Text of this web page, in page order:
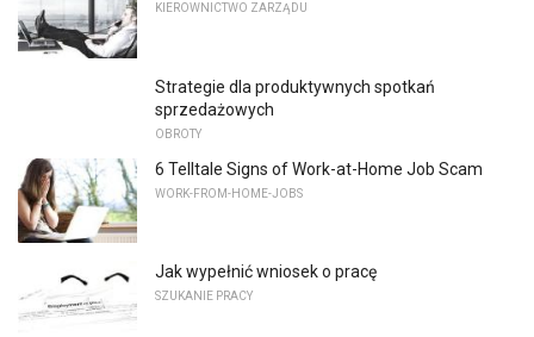
KIEROWNICTWO ZARZĄDU
Strategie dla produktywnych spotkań
sprzedażowych
OBROTY
6 Telltale Signs of Work-at-Home Job Scam
WORK-FROM-HOME-JOBS
Jak wypełnić wniosek o pracę
SZUKANIE PRACY